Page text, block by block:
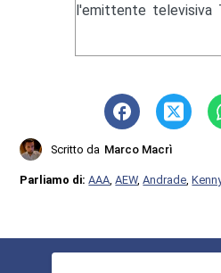
l'emittente televisiva
Scritto da Marco Macrì
Parliamo di:AAA ,AEW,Andrade ,